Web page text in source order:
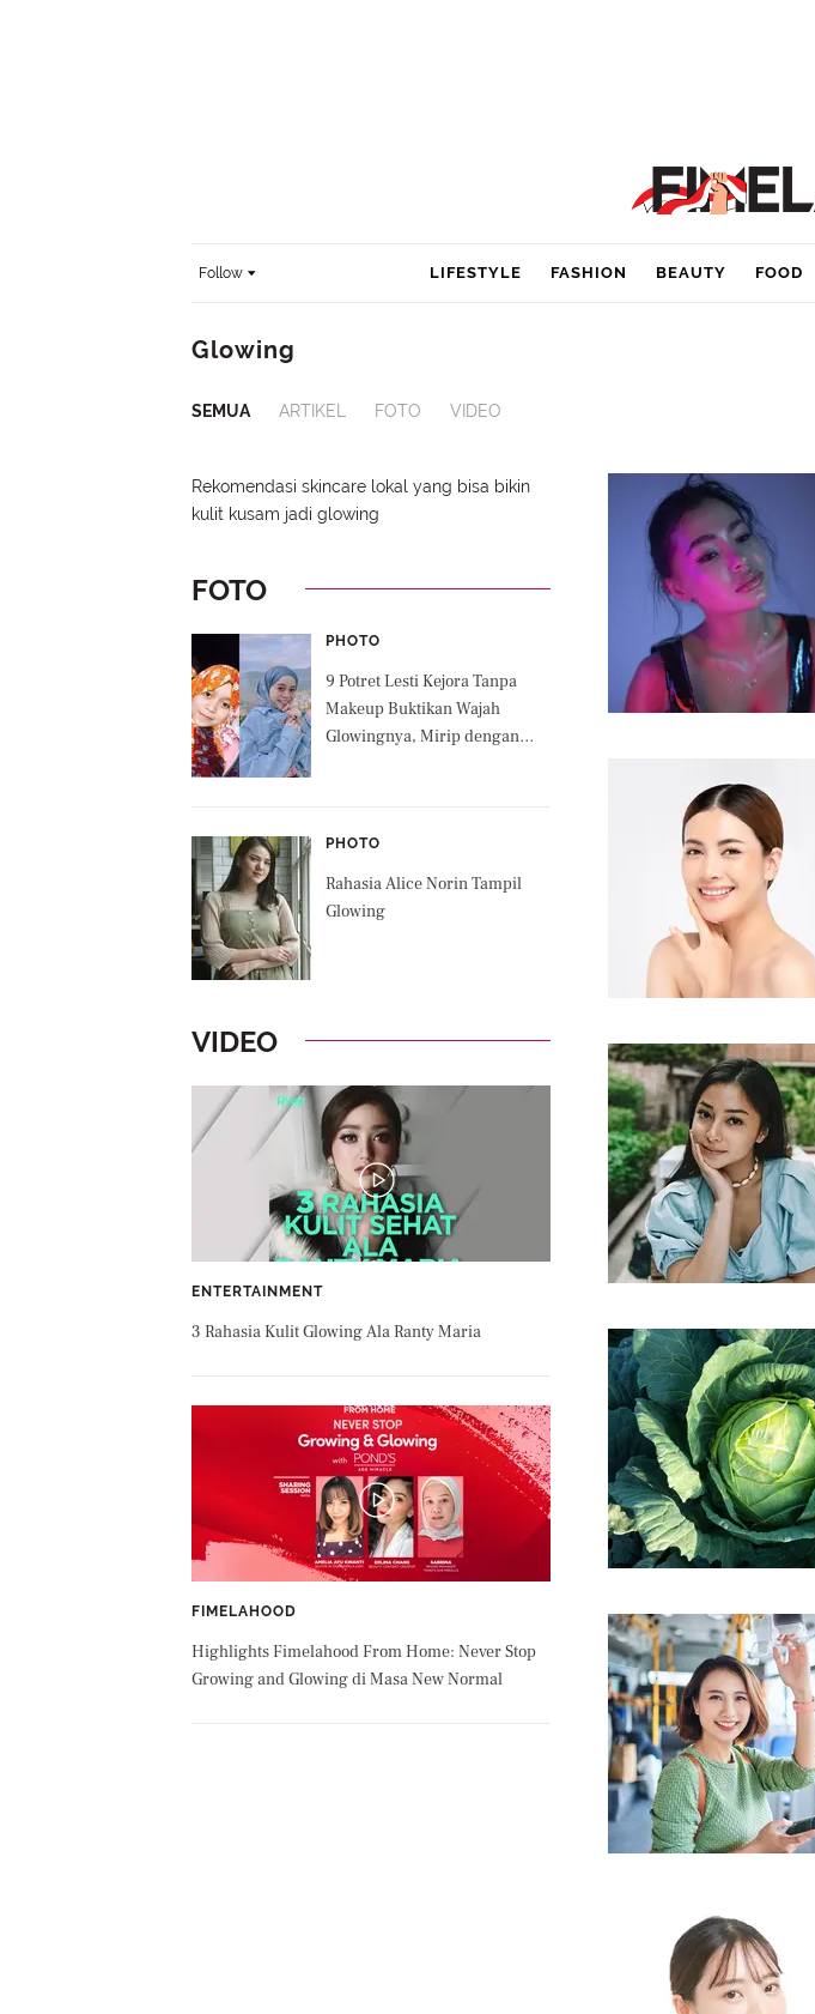
Follow LIFESTYLE FASHION BEAUTY FOOD
Glowing
SEMUA ARTIKEL FOTO VIDEO
Rekomendasi skincare lokal yang bisa bikin
kulit kusam jadi glowing
FOTO
PHOTO
9 Potret Lesti Kejora Tanpa
Makeup Buktikan Wajah
Glowingnya, Mirip dengan
PHOTO
Rahasia Alice Norin Tampil
Glowing
VIDEO
ENTERTAINMENT
3 Rahasia Kulit Glowing Ala Ranty Maria
FIMELAHOOD
Highlights Fimelahood From Home: Never Stop
Growing and Glowing di Masa New Normal